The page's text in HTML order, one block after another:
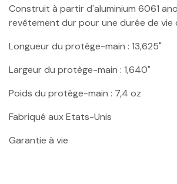
Construit à partir d'aluminium 6061
revêtement dur pour une durée de vie
Longueur du protège-main : 13,625"
Largeur du protège-main : 1,640"
Poids du protège-main : 7,4 oz
Fabriqué aux Etats-Unis
Garantie à vie